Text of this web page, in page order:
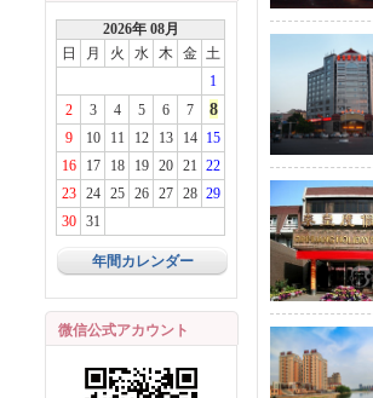
2026年 08月
日
月 火 水 木 金 土
1
2
3 4 5 6 7 8
9 10 11 12 13 14
15
16
17 18 19 20 21 22
23
24 25 26 27 28 29
30
31
年間カレンダー
微信公式アカウント